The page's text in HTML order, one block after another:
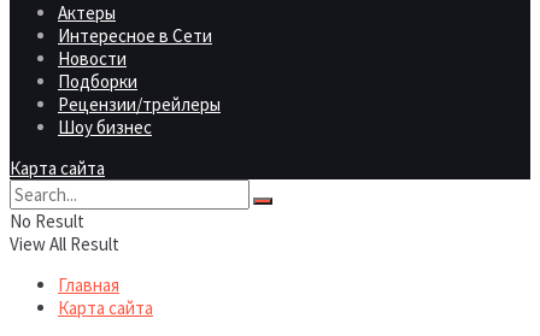
Актеры
Интересное в Сети
Новости
Подборки
Рецензии/трейлеры
Шоу бизнес
Карта сайта
No Result
View All Result
Главная
Карта сайта